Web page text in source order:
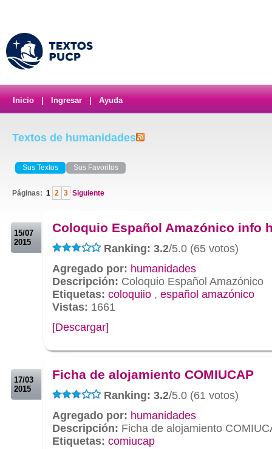
Inicio Ingresar Ayuda
Textos de humanidades
Sus Textos Sus Favoritos
Páginas: 1 2 3 Siguiente
15/07
2015
Coloquio Español Amazónico info
Ranking: 3.2/5.0 (65 votos)
Agregado por: humanidades
Descripción: Coloquio Español Amazónico
Etiquetas: coloquiio , español amazónico
Vistas: 1661
[Descargar]
17/03
2015
Ficha de alojamiento COMIUCAP
Ranking: 3.2/5.0 (61 votos)
Agregado por: humanidades
Descripción: Ficha de alojamiento
Etiquetas: comiucap